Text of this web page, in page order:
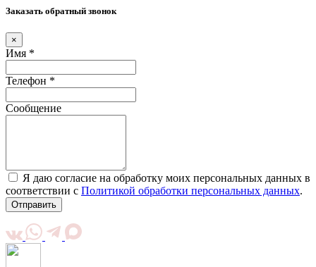
Заказать обратный звонок
×
Имя *
Телефон *
Сообщение
Я даю согласие на обработку моих персональных данных в
соответствии с Политикой обработки персональных данных.
Отправить